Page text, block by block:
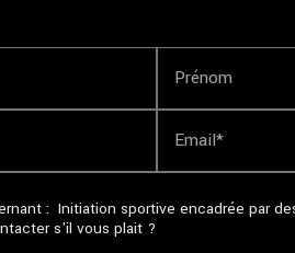
Prénom
Email*